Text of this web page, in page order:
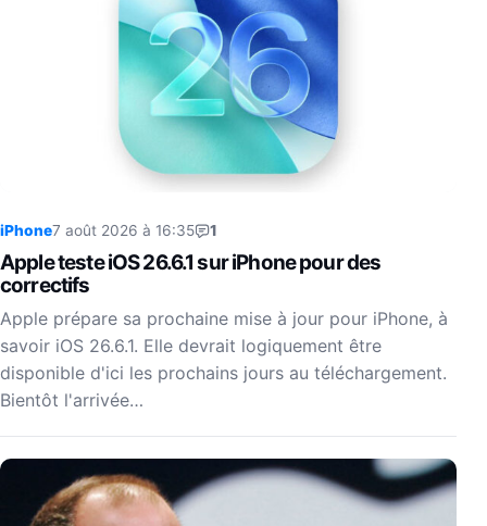
iPhone7 août 2026 à 16:35 1
Apple teste iOS 26.6.1 sur iPhone pour des
correctifs
Apple prépare sa prochaine mise à jour pour iPhone, à
savoir iOS 26.6.1. Elle devrait logiquement être
disponible d'ici les prochains jours au téléchargement.
Bientôt l'arrivée…